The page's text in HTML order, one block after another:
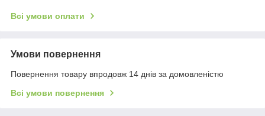
Всі умови оплати
Умови повернення
Повернення товару впродовж 14 днів за домовленістю
Всі умови повернення